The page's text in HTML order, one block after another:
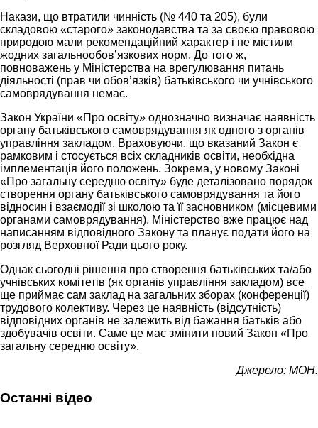
Накази, що втратили чинність (№ 440 та 205), були
складовою «старого» законодавства та за своєю правовою
природою мали рекомендаційний характер і не містили
жодних загальнообов’язкових норм. До того ж,
повноважень у Міністерства на врегулювання питань
діяльності (прав чи обов’язків) батьківського чи учнівського
самоврядування немає.
Закон України «Про освіту» однозначно визначає наявність
органу батьківського самоврядування як одного з органів
управління закладом. Враховуючи, що вказаний Закон є
рамковим і стосується всіх складників освіти, необхідна
імплементація його положень. Зокрема, у новому Законі
«Про загальну середню освіту» буде деталізовано порядок
створення органу батьківського самоврядування та його
відносин і взаємодії зі школою та її засновником (місцевими
органами самоврядування). Міністерство вже працює над
написанням відповідного Закону та планує подати його на
розгляд Верховної Ради цього року.
Однак сьогодні рішення про створення батьківських та/або
учнівських комітетів (як органів управління закладом) все
ще приймає сам заклад на загальних зборах (конференції)
трудового колективу. Через це наявність (відсутність)
відповідних органів не залежить від бажання батьків або
здобувачів освіти. Саме це має змінити новий Закон «Про
загальну середню освіту».
Джерело: МОН.
Останні відео